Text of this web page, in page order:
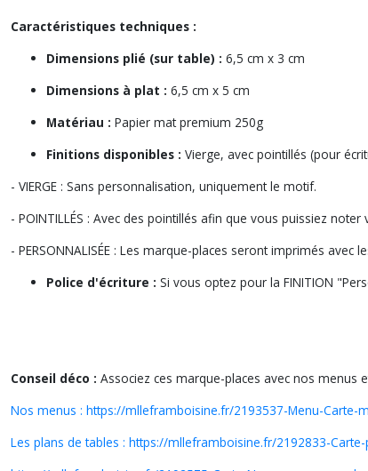
Caractéristiques techniques :
Dimensions plié (sur table) : 6,5 cm x 3 cm
Dimensions à plat : 6,5 cm x 5 cm
Matériau : Papier mat premium 250g
Finitions disponibles : Vierge, avec pointillés (pour
- VIERGE : Sans personnalisation, uniquement le motif.
- POINTILLÉS : Avec des pointillés afin que vous puissiez
- PERSONNALISÉE : Les marque-places seront imprimés avec
Police d'écriture : Si vous optez pour la FINITION
Conseil déco : Associez ces marque-places avec nos
Nos menus : https://mlleframboisine.fr/2193537-Menu-
Les plans de tables : https://mlleframboisine.fr/2192833-